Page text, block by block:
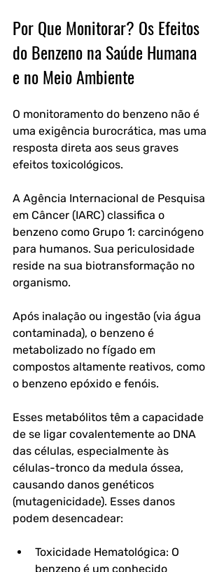
Por Que Monitorar? Os Efeitos
do Benzeno na Saúde Humana
e no Meio Ambiente
O monitoramento do benzeno não é
uma exigência burocrática, mas uma
resposta direta aos seus graves
efeitos toxicológicos.
A Agência Internacional de Pesquisa
em Câncer (IARC) classifica o
benzeno como Grupo 1: carcinógeno
para humanos. Sua periculosidade
reside na sua biotransformação no
organismo.
Após inalação ou ingestão (via água
contaminada), o benzeno é
metabolizado no fígado em
compostos altamente reativos, como
o benzeno epóxido e fenóis.
Esses metabólitos têm a capacidade
de se ligar covalentemente ao DNA
das células, especialmente às
células-tronco da medula óssea,
causando danos genéticos
(mutagenicidade). Esses danos
podem desencadear:
Toxicidade Hematológica: O
benzeno é um conhecido